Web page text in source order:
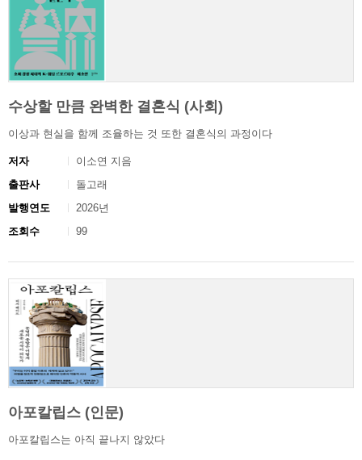
수상할 만큼 완벽한 결혼식 (사회)
이상과 현실을 함께 조율하는 것 또한 결혼식의 과정이다
저자
이소연 지음
출판사
돌고래
발행연도
2026년
조회수
99
아포칼립스 (인문)
아포칼립스는 아직 끝나지 않았다